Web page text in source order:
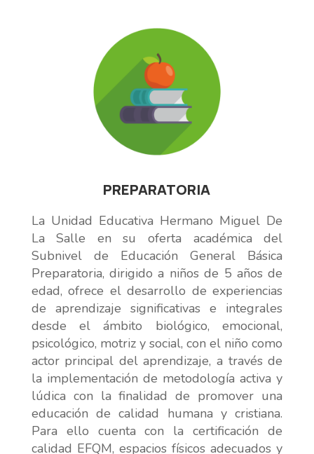
PREPARATORIA
La Unidad Educativa Hermano Miguel De
La Salle en su oferta académica del
Subnivel de Educación General Básica
Preparatoria, dirigido a niños de 5 años de
edad, ofrece el desarrollo de experiencias
de aprendizaje significativas e integrales
desde el ámbito biológico, emocional,
psicológico, motriz y social, con el niño como
actor principal del aprendizaje, a través de
la implementación de metodología activa y
lúdica con la finalidad de promover una
educación de calidad humana y cristiana.
Para ello cuenta con la certificación de
calidad EFQM, espacios físicos adecuados y